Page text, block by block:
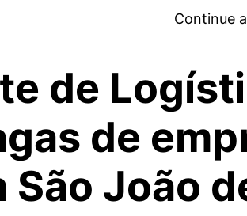
Continue
de
de
São João